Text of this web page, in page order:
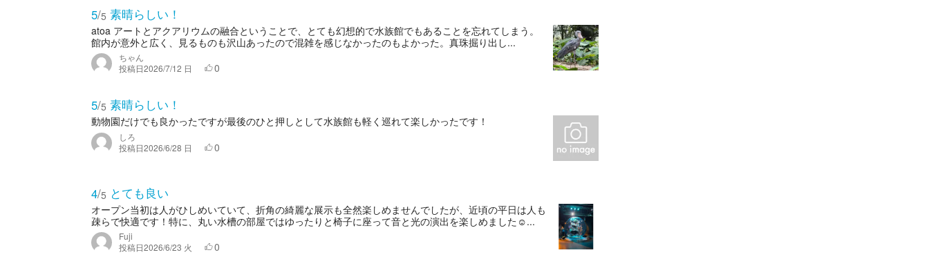
5/5 素晴らしい！
atoa アートとアクアリウムの融合ということで、とても幻想的で水族館でもあることを忘れてしまう。
館内が意外と広く、見るものも沢山あったので混雑を感じなかったのもよかった。真珠掘り出し...
ちゃん
投稿日2026/7/12 日 0
5/5 素晴らしい！
動物園だけでも良かったですが最後のひと押しとして水族館も軽く巡れて楽しかったです！
しろ
投稿日2026/6/28 日 0
4/5 とても良い
オープン当初は人がひしめいていて、折角の綺麗な展示も全然楽しめませんでしたが、近頃の平日は人も
疎らで快適です！特に、丸い水槽の部屋ではゆったりと椅子に座って音と光の演出を楽しめました☺...
Fuji
投稿日2026/6/23 火 0